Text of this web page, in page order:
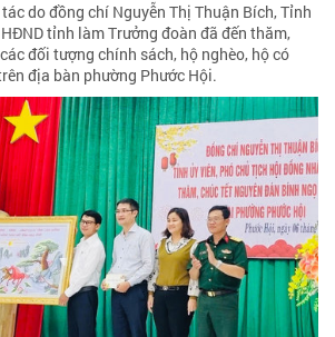
do đồng chí Nguyễn Thị Thuận Bích, Tỉnh
tỉnh làm Trưởng đoàn đã đến thăm,
đối tượng chính sách, hộ nghèo, hộ có
địa bàn phường Phước Hội.